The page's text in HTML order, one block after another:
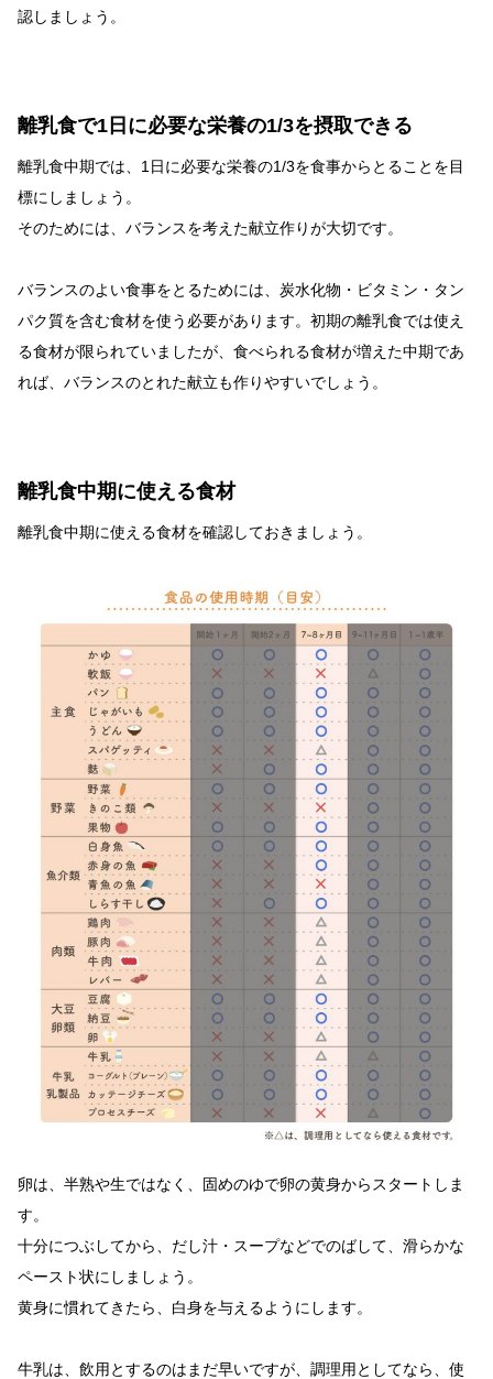
認しましょう。
離乳食で1日に必要な栄養の1/3を摂取できる
離乳食中期では、1日に必要な栄養の1/3を食事からとることを目
標にしましょう。
そのためには、バランスを考えた献立作りが大切です。
バランスのよい食事をとるためには、炭水化物・ビタミン・タン
パク質を含む食材を使う必要があります。初期の離乳食では使え
る食材が限られていましたが、食べられる食材が増えた中期であ
れば、バランスのとれた献立も作りやすいでしょう。
離乳食中期に使える食材
離乳食中期に使える食材を確認しておきましょう。
卵は、半熟や生ではなく、固めのゆで卵の黄身からスタートしま
す。
十分につぶしてから、だし汁・スープなどでのばして、滑らかな
ペースト状にしましょう。
黄身に慣れてきたら、白身を与えるようにします。
牛乳は、飲用とするのはまだ早いですが、調理用としてなら、使